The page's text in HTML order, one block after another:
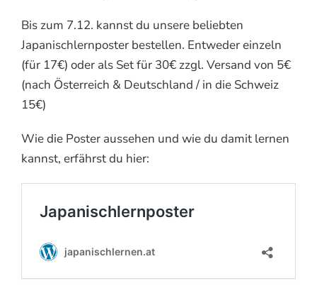
Bis zum 7.12. kannst du unsere beliebten
Japanischlernposter bestellen. Entweder einzeln
(für 17€) oder als Set für 30€ zzgl. Versand von 5€
(nach Österreich & Deutschland / in die Schweiz
15€)
Wie die Poster aussehen und wie du damit lernen
kannst, erfährst du hier: